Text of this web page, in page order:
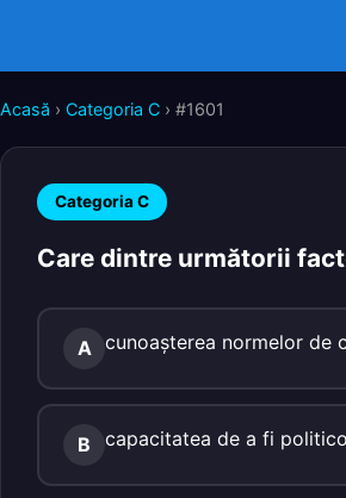
Acasă › Categoria C › #1601
Categoria C
Care dintre următorii
A cunoaşterea normelor de
B capacitatea de a fi